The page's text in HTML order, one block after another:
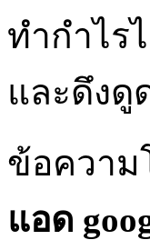
ทำกำไร
และดึงดู
ข้อควา
แอด